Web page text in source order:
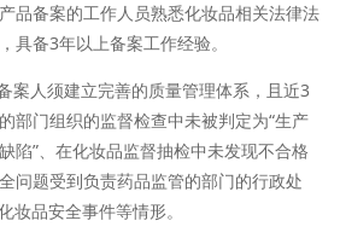
品备案的工作人员熟悉化妆品相关法律法
具备3年以上备案工作经验。
案人须建立完善的质量管理体系，且近3
部门组织的监督检查中未被判定为“生产
陷”、在化妆品监督抽检中未发现不合格
问题受到负责药品监管的部门的行政处
品安全事件等情形。